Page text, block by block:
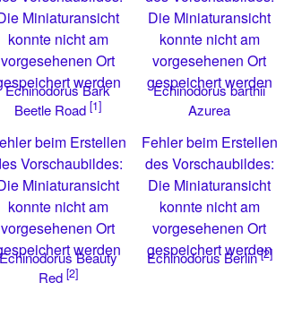
Miniaturansicht
konnte nicht am
vorgesehenen Ort
werden
Echinodorus Bark
Beetle Road [1]
Die Miniaturansicht
konnte nicht am
vorgesehenen Ort
gespeichert werden
Echinodorus barthii
Azurea
beim Erstellen
Vorschaubildes:
Miniaturansicht
konnte nicht am
vorgesehenen Ort
werden
Beauty
Red [2]
Fehler beim Erstellen
des Vorschaubildes:
Die Miniaturansicht
konnte nicht am
vorgesehenen Ort
gespeichert werden
Echinodorus Berlin [2]